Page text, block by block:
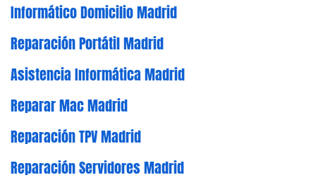
Informático Domicilio Madrid
Reparación Portátil Madrid
Asistencia Informática Madrid
Reparar Mac Madrid
Reparación TPV Madrid
Reparación Servidores Madrid